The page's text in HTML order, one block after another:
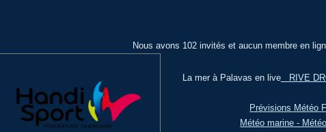
Nous avons 102 invités et aucun membre en
La mer à Palavas en liveRIVE
Prévisions Météo
Météo marine -